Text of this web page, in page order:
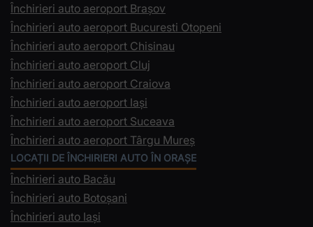
Închirieri auto aeroport Brașov
Închirieri auto aeroport Bucuresti Otopeni
Închirieri auto aeroport Chisinau
Închirieri auto aeroport Cluj
Închirieri auto aeroport Craiova
Închirieri auto aeroport Iași
Închirieri auto aeroport Suceava
Închirieri auto aeroport Târgu Mureș
LOCAȚII DE ÎNCHIRIERI AUTO ÎN ORAȘE
Închirieri auto Bacău
Închirieri auto Botoșani
Închirieri auto Iași